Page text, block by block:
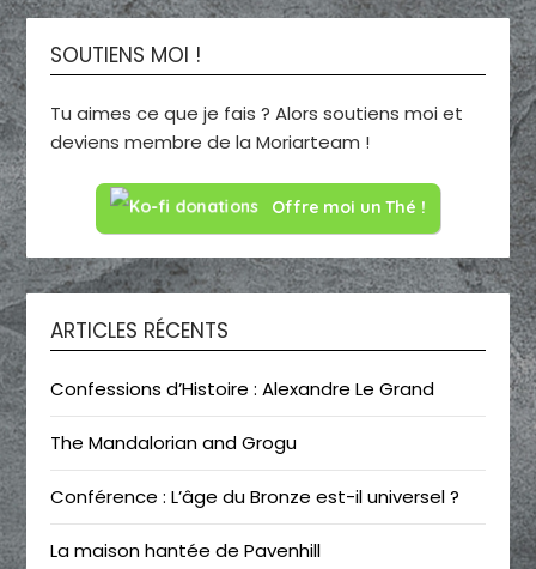
SOUTIENS MOI !
Tu aimes ce que je fais ? Alors soutiens moi et
deviens membre de la Moriarteam !
Offre moi un Thé !
ARTICLES RÉCENTS
Confessions d’Histoire : Alexandre Le Grand
The Mandalorian and Grogu
Conférence : L’âge du Bronze est-il universel ?
La maison hantée de Pavenhill